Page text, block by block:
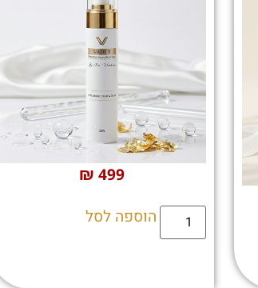
₪ 499
הוספה לסל